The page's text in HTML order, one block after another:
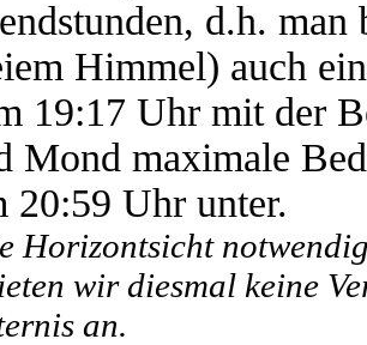
d.h. man
Himmel) auch
19:17 Uhr mit der
Mond maximale
20:59 Uhr unter.
Horizontsicht
wir diesmal keine
an.